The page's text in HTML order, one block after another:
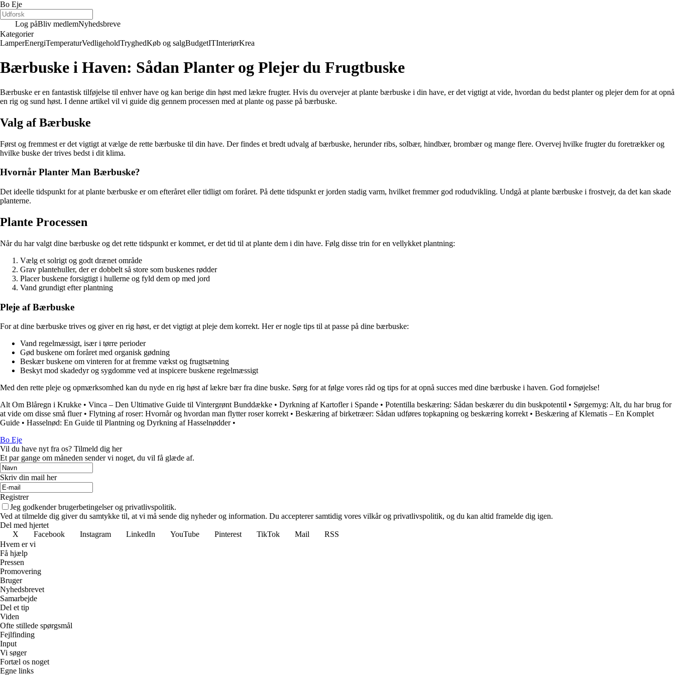
Bo Eje
Log påBliv medlemNyhedsbreve
Kategorier
LamperEnergiTemperaturVedligeholdTryghedKøb og salgBudgetITInteriørKrea
Bærbuske i Haven: Sådan Planter og Plejer du Frugtbuske
Bærbuske er en fantastisk tilføjelse til enhver have og kan berige din høst med lækre frugter. Hvis du overvejer at plante bærbuske i din have, er det vigtigt at vide, hvordan du bedst planter og plejer dem for at opnå
en rig og sund høst. I denne artikel vil vi guide dig gennem processen med at plante og passe på bærbuske.
Valg af Bærbuske
Først og fremmest er det vigtigt at vælge de rette bærbuske til din have. Der findes et bredt udvalg af bærbuske, herunder ribs, solbær, hindbær, brombær og mange flere. Overvej hvilke frugter du foretrækker og
hvilke buske der trives bedst i dit klima.
Hvornår Planter Man Bærbuske?
Det ideelle tidspunkt for at plante bærbuske er om efteråret eller tidligt om foråret. På dette tidspunkt er jorden stadig varm, hvilket fremmer god rodudvikling. Undgå at plante bærbuske i frostvejr, da det kan skade
planterne.
Plante Processen
Når du har valgt dine bærbuske og det rette tidspunkt er kommet, er det tid til at plante dem i din have. Følg disse trin for en vellykket plantning:
Vælg et solrigt og godt drænet område
Grav plantehuller, der er dobbelt så store som buskenes rødder
Placer buskene forsigtigt i hullerne og fyld dem op med jord
Vand grundigt efter plantning
Pleje af Bærbuske
For at dine bærbuske trives og giver en rig høst, er det vigtigt at pleje dem korrekt. Her er nogle tips til at passe på dine bærbuske:
Vand regelmæssigt, især i tørre perioder
Gød buskene om foråret med organisk gødning
Beskær buskene om vinteren for at fremme vækst og frugtsætning
Beskyt mod skadedyr og sygdomme ved at inspicere buskene regelmæssigt
Med den rette pleje og opmærksomhed kan du nyde en rig høst af lækre bær fra dine buske. Sørg for at følge vores råd og tips for at opnå succes med dine bærbuske i haven. God fornøjelse!
Alt Om Blåregn i Krukke • Vinca – Den Ultimative Guide til Vintergrønt Bunddække • Dyrkning af Kartofler i Spande • Potentilla beskæring: Sådan beskærer du din buskpotentil • Sørgemyg: Alt, du har brug for
at vide om disse små fluer• Flytning af roser: Hvornår og hvordan man flytter roser korrekt • Beskæring af birketræer: Sådan udføres topkapning og beskæring korrekt • Beskæring af Klematis – En Komplet
Guide • Hasselnød: En Guide til Plantning og Dyrkning af Hasselnødder•
Bo Eje
Vil du have nyt fra os? Tilmeld dig her
Et par gange om måneden sender vi noget, du vil få glæde af.
Skriv din mail her
Registrer
Jeg godkender brugerbetingelser og privatlivspolitik.
Ved at tilmelde dig giver du samtykke til, at vi må sende dig nyheder og information. Du accepterer samtidig vores vilkår og privatlivspolitik, og du kan altid framelde dig igen.
Del med hjertet
X
Facebook Instagram LinkedIn YouTube Pinterest TikTok Mail
RSS
Hvem er vi
Få hjælp
Pressen
Promovering
Bruger
Nyhedsbrevet
Samarbejde
Del et tip
Viden
Ofte stillede spørgsmål
Fejlfinding
Input
Vi søger
Fortæl os noget
Egne links